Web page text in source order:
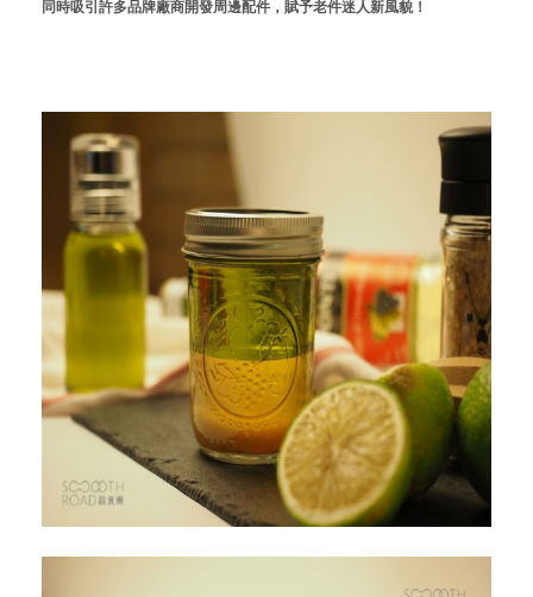
媒體推薦與報導
資訊安全
服務條款
同時吸引許多品牌廠商開發周邊配件，賦予老件迷人新風貌！